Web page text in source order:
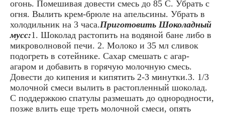
огонь. Помешивая довести смесь до 85 С. Убрать с
огня. Вылить крем-брюле на апельсины. Убрать в
холодильник на 3 часа.Приготовить Шоколадный
мусс:1. Шоколад растопить на водяной бане либо в
микроволновой печи. 2. Молоко и 35 мл сливок
подогреть в сотейнике. Сахар смешать с агар-
агаром и добавить в горячую молочную смесь.
Довести до кипения и кипятить 2-3 минутки.3. 1/3
молочной смеси вылить в растопленный шоколад.
С поддержкою спатулы размешать до однородности,
позже влить еще треть молочной смеси, опять